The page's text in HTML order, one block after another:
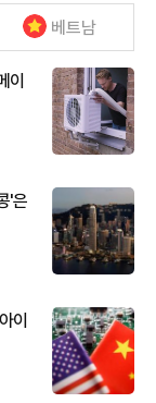
베트남
이
'은
이